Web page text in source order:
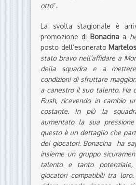
otto“.
La svolta stagionale è
promozione di Bonacina a
posto dell’esonerato
stato bravo nell’affidare a
della squadra e a
condizioni di sfruttare
a canestro il suo talento. Ha
Rush, ricevendo in cambio
costante. In più la
aumentato la sua
questo è un dettaglio che
dei giocatori. Bonacina ha
insieme un gruppo
talento e tanto
giocatori compatibili tra